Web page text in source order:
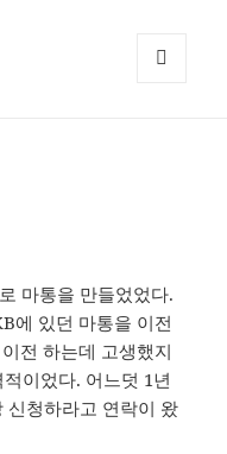
마통을 만들었었다.
에 있던 마통을 이전
전 하는데 고생했지
이었다. 어느덧 1년
신청하라고 연락이 왔